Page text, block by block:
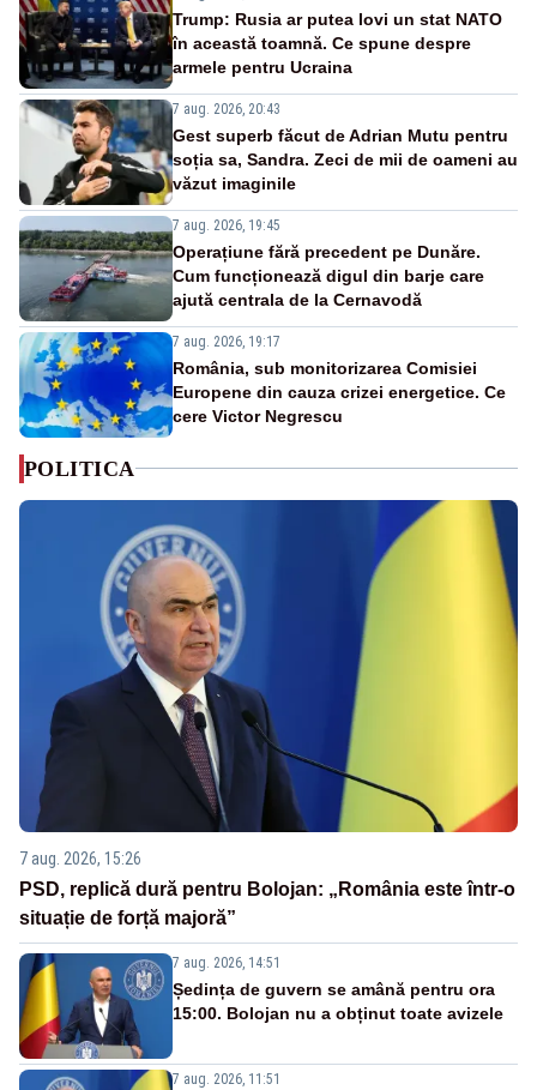
Trump: Rusia ar putea lovi un stat NATO
în această toamnă. Ce spune despre
armele pentru Ucraina
7 aug. 2026, 20:43
Gest superb făcut de Adrian Mutu pentru
soția sa, Sandra. Zeci de mii de oameni au
văzut imaginile
7 aug. 2026, 19:45
Operațiune fără precedent pe Dunăre.
Cum funcționează digul din barje care
ajută centrala de la Cernavodă
7 aug. 2026, 19:17
România, sub monitorizarea Comisiei
Europene din cauza crizei energetice. Ce
cere Victor Negrescu
POLITICA
7 aug. 2026, 15:26
PSD, replică dură pentru Bolojan: „România este într-o
situație de forță majoră”
7 aug. 2026, 14:51
Ședința de guvern se amână pentru ora
15:00. Bolojan nu a obținut toate avizele
7 aug. 2026, 11:51